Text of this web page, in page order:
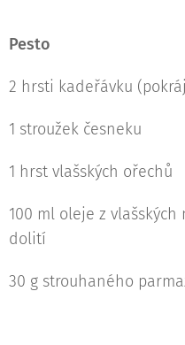
Pesto
2 hrsti kadeřávku
1 stroužek česneku
1 hrst vlašských ořechů
100 ml oleje z
dolití
30 g strouhaného